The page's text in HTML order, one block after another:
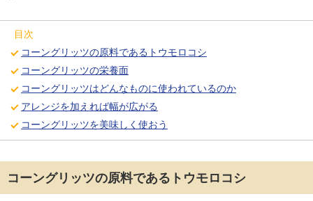
目次
コーングリッツの原料であるトウモロコシ
コーングリッツの栄養面
コーングリッツはどんなものに使われているのか
アレンジを加えれば幅が広がる
コーングリッツを美味しく使おう
コーングリッツの原料であるトウモロコシ